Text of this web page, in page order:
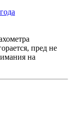
пред не
на